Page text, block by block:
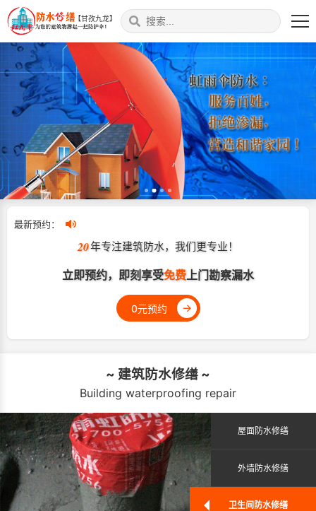
【甘孜九龙】
最新预约：
20年专注建筑防水，我们更专业！
立即预约，即刻享受免费上门勘察漏水
0元预约 →
~ 建筑防水修缮 ~
Building waterproofing repair
屋面防水修缮
外墙防水修缮
卫生间防水修缮